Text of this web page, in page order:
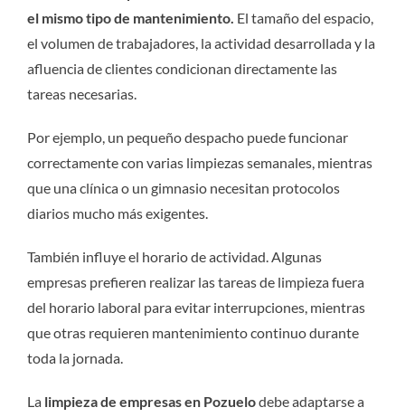
el mismo tipo de mantenimiento. El tamaño del espacio,
el volumen de trabajadores, la actividad desarrollada y la
afluencia de clientes condicionan directamente las
tareas necesarias.
Por ejemplo, un pequeño despacho puede funcionar
correctamente con varias limpiezas semanales, mientras
que una clínica o un gimnasio necesitan protocolos
diarios mucho más exigentes.
También influye el horario de actividad. Algunas
empresas prefieren realizar las tareas de limpieza fuera
del horario laboral para evitar interrupciones, mientras
que otras requieren mantenimiento continuo durante
toda la jornada.
La limpieza de empresas en Pozuelodebe adaptarse a